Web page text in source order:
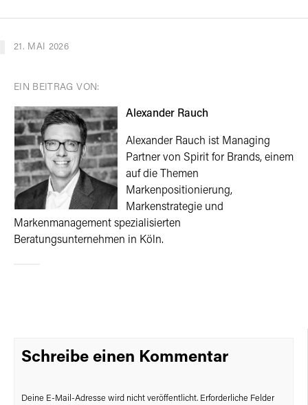
21. MAI 2026
EIN BEITRAG VON:
Alexander Rauch
Alexander Rauch ist Managing
Partner von Spirit for Brands, einem
auf die Themen
Markenpositionierung,
Markenstrategie und
Markenmanagement spezialisierten
Beratungsunternehmen in Köln.
Schreibe einen Kommentar
Deine E-Mail-Adresse wird nicht veröffentlicht. Erforderliche Felder